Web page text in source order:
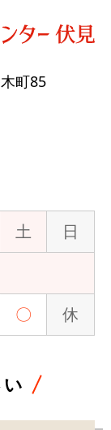
町85
土
日
〇 休